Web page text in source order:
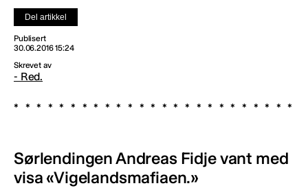
Del artikkel
Publisert
30.06.2016 15:24
Skrevet av
- Red.
Sørlendingen Andreas Fidje vant med
visa «Vigelandsmafiaen.»